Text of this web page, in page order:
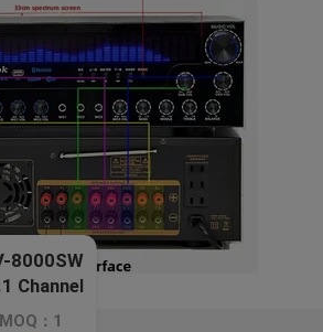
انحصاری BT بی سیم
MOQ：1